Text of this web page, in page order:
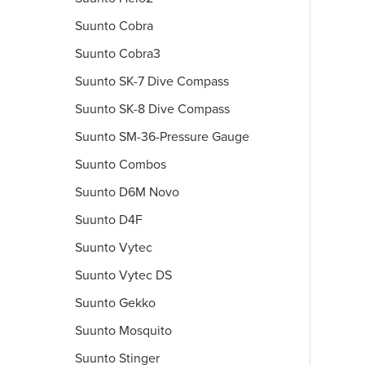
Suunto Cobra
Suunto Cobra3
Suunto SK-7 Dive Compass
Suunto SK-8 Dive Compass
Suunto SM-36-Pressure Gauge
Suunto Combos
Suunto D6M Novo
Suunto D4F
Suunto Vytec
Suunto Vytec DS
Suunto Gekko
Suunto Mosquito
Suunto Stinger